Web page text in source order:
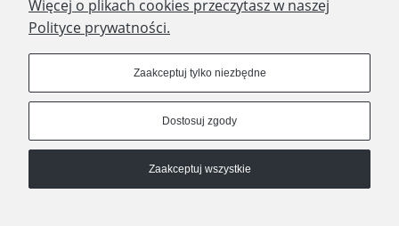
Prawa autorskie © 2023 - Wydawnictwo PROMIC
© Wydawnictwo PROMIC
Więcej o plikach cookies przeczytasz w naszej
Polityce prywatności.
Zaakceptuj tylko niezbędne
Dostosuj zgody
Zaakceptuj wszystkie